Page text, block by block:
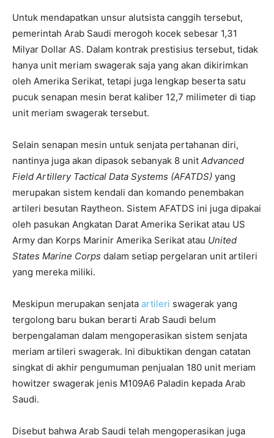
Untuk mendapatkan unsur alutsista canggih tersebut,
pemerintah Arab Saudi merogoh kocek sebesar 1,31
Milyar Dollar AS. Dalam kontrak prestisius tersebut, tidak
hanya unit meriam swagerak saja yang akan dikirimkan
oleh Amerika Serikat, tetapi juga lengkap beserta satu
pucuk senapan mesin berat kaliber 12,7 milimeter di tiap
unit meriam swagerak tersebut.
Selain senapan mesin untuk senjata pertahanan diri,
nantinya juga akan dipasok sebanyak 8 unit Advanced
Field Artillery Tactical Data Systems (AFATDS) yang
merupakan sistem kendali dan komando penembakan
artileri besutan Raytheon. Sistem AFATDS ini juga dipakai
oleh pasukan Angkatan Darat Amerika Serikat atau US
Army dan Korps Marinir Amerika Serikat atau United
States Marine Corps dalam setiap pergelaran unit artileri
yang mereka miliki.
Meskipun merupakan senjata artileri swagerak yang
tergolong baru bukan berarti Arab Saudi belum
berpengalaman dalam mengoperasikan sistem senjata
meriam artileri swagerak. Ini dibuktikan dengan catatan
singkat di akhir pengumuman penjualan 180 unit meriam
howitzer swagerak jenis M109A6 Paladin kepada Arab
Saudi.
Disebut bahwa Arab Saudi telah mengoperasikan juga